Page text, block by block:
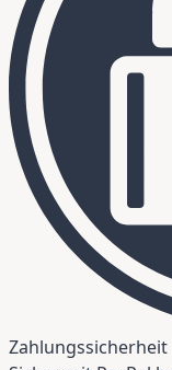
Zahlungssicherheit